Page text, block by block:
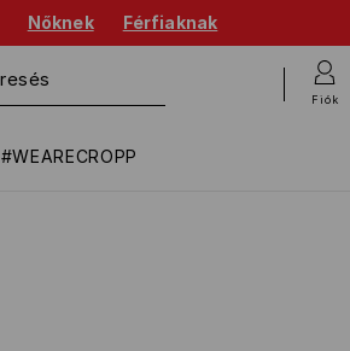
Nőknek Férfiaknak
#WEARECROPP
Fiók